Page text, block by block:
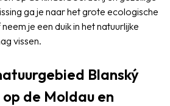
ga je naar het grote ecologische
je een duik in het natuurlijke
vissen.
Blanský
de Moldau en